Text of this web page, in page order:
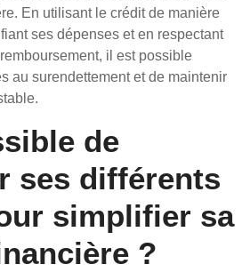
En utilisant le crédit de manière
ses dépenses et en respectant
il est possible
au surendettement et de maintenir
de
ses différents
simplifier sa
?